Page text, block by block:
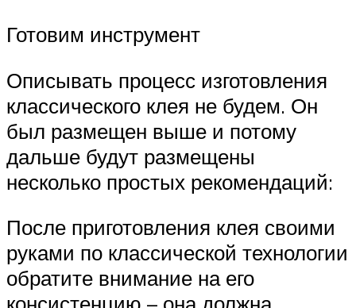
Готовим инструмент
Описывать процесс изготовления
классического клея не будем. Он
был размещен выше и потому
дальше будут размещены
несколько простых рекомендаций:
После приготовления клея своими
руками по классической технологии
обратите внимание на его